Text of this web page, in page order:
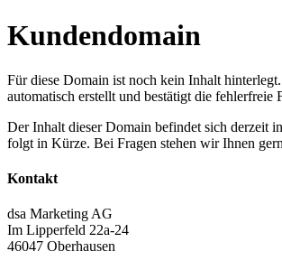
Kundendomain
Für diese Domain ist noch kein Inhalt
automatisch erstellt und bestätigt die fehlerfreie
Der Inhalt dieser Domain befindet sich derzeit
folgt in Kürze. Bei Fragen stehen wir Ihnen
Kontakt
dsa Marketing AG
Im Lipperfeld 22a-24
46047 Oberhausen